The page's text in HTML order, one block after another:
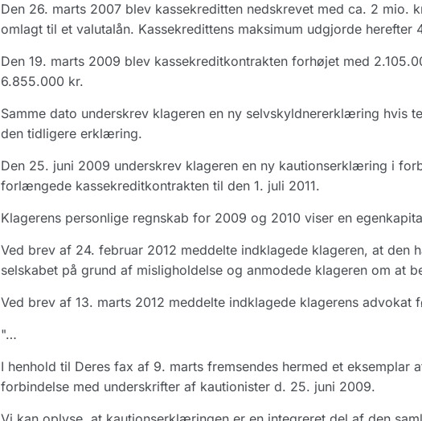
Den 26. marts 2007 blev kassekreditten nedskrevet med ca. 2 mio.
omlagt til et valutalån. Kassekredittens maksimum udgjorde herefter
Den 19. marts 2009 blev kassekreditkontrakten forhøjet med
6.855.000 kr.
Samme dato underskrev klageren en ny selvskyldnererklæring hvis
den tidligere erklæring.
Den 25. juni 2009 underskrev klageren en ny kautionserklæring i
forlængede kassekreditkontrakten til den 1. juli 2011.
Klagerens personlige regnskab for 2009 og 2010 viser en
Ved brev af 24. februar 2012 meddelte indklagede klageren, at den
selskabet på grund af misligholdelse og anmodede klageren om at
Ved brev af 13. marts 2012 meddelte indklagede klagerens advokat
"…
I henhold til Deres fax af 9. marts fremsendes hermed et eksemplar
forbindelse med underskrifter af kautionister d. 25. juni 2009.